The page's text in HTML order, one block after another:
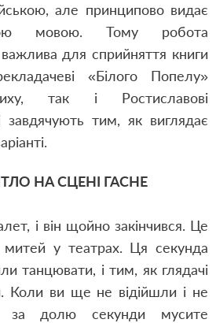
але принципово видає
мовою. Тому робота
для сприйняття книги
«Білого Попелу»
так і Ростиславові
завдячують тим, як виглядає
НА СЦЕНІ ГАСНЕ
і він щойно закінчився. Це
у театрах. Ця секунда
танцювати, і тим, як глядачі
Коли ви ще не відійшли і не
за долю секунди мусите